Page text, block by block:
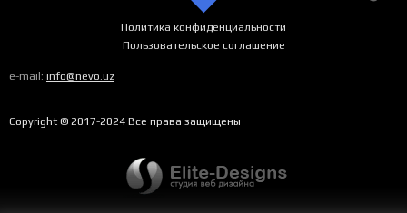
Политика конфиденциальности
Пользовательское соглашение
e-mail: info@nevo.uz
Copyright © 2017-2024 Все права защищены